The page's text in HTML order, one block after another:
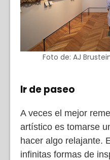
Foto de: AJ
Ir de paseo
A veces el mejor
artístico es tomarse
hacer algo relajante.
infinitas formas de